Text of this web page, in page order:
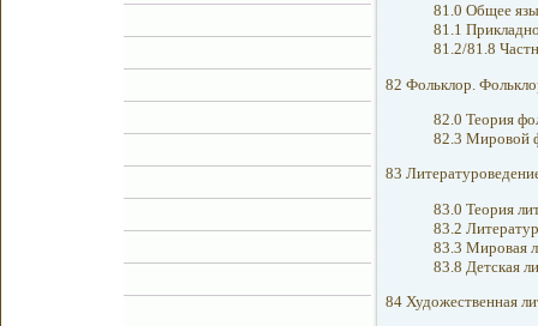
81.0 Общее
81.1
81.2/81.8
82 Фольклор.
82.0 Теория
82.3 Мировой
83
83.0 Теория
83.2
83.3 Мировая
83.8 Детская
84 Художественная